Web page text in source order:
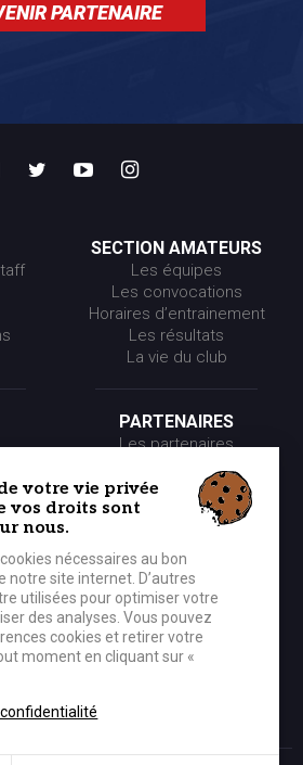
PARTENAIRE
SECTION AMATEURS
Les équipes
Les convocations
Horaires d’entrainement
Les résultats
La vie du club
PARTENAIRES
Les partenaires
Les offres partenaires
MÉDIA
Photos
Vidéos
votre vie privée
vos droits sont
nous.
nécessaires au bon
site internet. D’autres
utilisées pour optimiser votre
des analyses. Vous pouvez
cookies et retirer votre
moment en cliquant sur «